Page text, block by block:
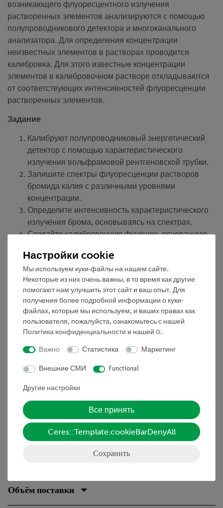
возникающего флуоресцентного излучения
растворенных элементов анализируются с помощью
полупроводникового детектора и многоканального
анализатора. Для определения концентрации
неизвестных элементов в растворах проводится
калибровка. Для этого известные концентрации
элементов в калибровочном растворе откладываются
от соответствующих интенсивностей флуоресценции
растворенных элементов.
Задание
Калибруют полупроводниковый энергетический
детектор с помощью характеристического
излучения вольфрамовой рентгеновской трубки.
Запишите спектры флуоресценции растворов
бромида калия с различными уровнями
концентрации.
Определите интенсивность характеристического
излучения брома, основываясь на спектрах.
Создайте калибровочную функцию, основанную
интенсивности соответствующего
флуоресцентного излучения.
Что вы можете узнать о
Бремсстралунг
характеристическое рентгеновское излучение
уровни энергии
выход флуоресценции
эффект Оже
матричные эффекты
растворимость
продукт растворимости
полупроводник
детекторы энергии
многоканальные анализаторы
Объём поставки
Настройки cookie
Мы используем куки-файлы на нашем сайте.
Некоторые из них очень важны, в то время как другие
помогают нам улучшить этот сайт и ваш опыт. Для
получения более подробной информации о куки-
файлах, которые мы используем, и ваших правах как
пользователя, пожалуйста, ознакомьтесь с нашей
Политика конфиденциальности и нашей 0.
Важно Статистика Маркетинг
Внешние СМИ Functional
Другие настройки
Все принять
Ceres::Template.cookieBarDenyAll
Сохранить